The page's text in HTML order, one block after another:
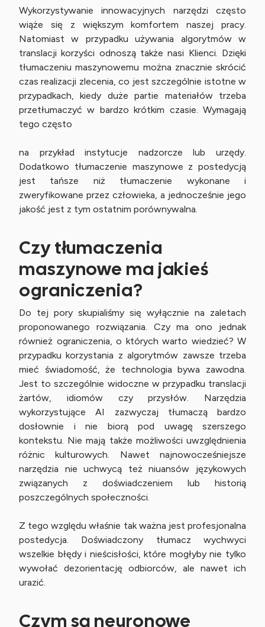
Wykorzystywanie innowacyjnych narzędzi często
wiąże się z większym komfortem naszej pracy.
Natomiast w przypadku używania algorytmów w
translacji korzyści odnoszą także nasi Klienci. Dzięki
tłumaczeniu maszynowemu można znacznie skrócić
czas realizacji zlecenia, co jest szczególnie istotne w
przypadkach, kiedy duże partie materiałów trzeba
przetłumaczyć w bardzo krótkim czasie. Wymagają
tego często
na przykład instytucje nadzorcze lub urzędy.
Dodatkowo tłumaczenie maszynowe z postedycją
jest tańsze niż tłumaczenie wykonane i
zweryfikowane przez człowieka, a jednocześnie jego
jakość jest z tym ostatnim porównywalna.
Czy tłumaczenia
maszynowe ma jakieś
ograniczenia?
Do tej pory skupialiśmy się wyłącznie na zaletach
proponowanego rozwiązania. Czy ma ono jednak
również ograniczenia, o których warto wiedzieć? W
przypadku korzystania z algorytmów zawsze trzeba
mieć świadomość, że technologia bywa zawodna.
Jest to szczególnie widoczne w przypadku translacji
żartów, idiomów czy przysłów. Narzędzia
wykorzystujące AI zazwyczaj tłumaczą bardzo
dosłownie i nie biorą pod uwagę szerszego
kontekstu. Nie mają także możliwości uwzględnienia
różnic kulturowych. Nawet najnowocześniejsze
narzędzia nie uchwycą też niuansów językowych
związanych z doświadczeniem lub historią
poszczególnych społeczności.
Z tego względu właśnie tak ważna jest profesjonalna
postedycja. Doświadczony tłumacz wychwyci
wszelkie błędy i nieścisłości, które mogłyby nie tylko
wywołać dezorientację odbiorców, ale nawet ich
urazić.
Czym są neuronowe